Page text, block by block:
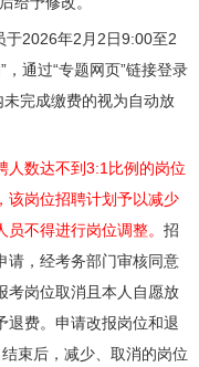
2026年2月2日9:00至2
通过“专题网页”链接登录
完成缴费的视为自动放
人数达不到3:1比例的岗位
该岗位招聘计划予以减少
不得进行岗位调整。 招
请，经考务部门审核同意
考岗位取消且本人自愿放
退费。申请改报岗位和退
束后，减少、取消的岗位